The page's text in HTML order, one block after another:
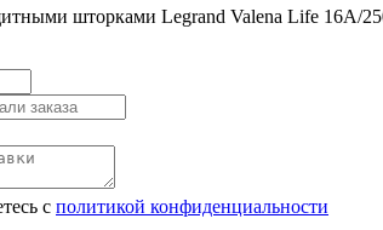
шторками Legrand Valena Life 16A/
с политикой конфиденциальности